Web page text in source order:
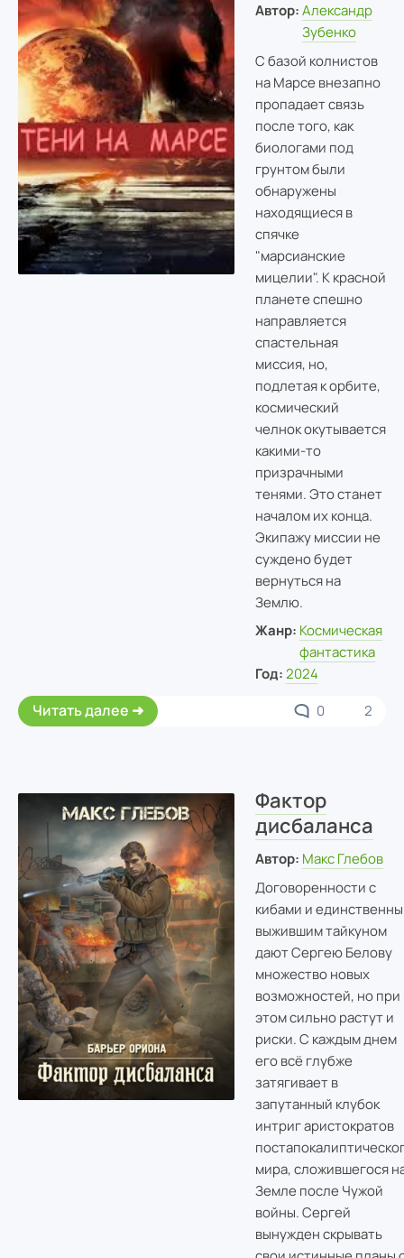
Автор: Александр
Зубенко
С базой колнистов
на Марсе внезапно
пропадает связь
после того, как
биологами под
грунтом были
обнаружены
находящиеся в
спячке
"марсианские
мицелии". К красной
планете спешно
направляется
спастельная
миссия, но,
подлетая к орбите,
космический
челнок окутывается
какими-то
призрачными
тенями. Это станет
началом их конца.
Экипажу миссии не
суждено будет
вернуться на
Землю.
Жанр: Космическая
фантастика
Год: 2024
Читать далее 0 2
Фактор
дисбаланса
Автор: Макс Глебов
Договоренности с
кибами и
выжившим тайкуном
дают Сергею Белову
множество новых
возможностей, но при
этом сильно растут и
риски. С каждым днем
его всё глубже
затягивает в
запутанный клубок
интриг аристократов
мира, сложившегося
Земле после Чужой
войны. Сергей
вынужден скрывать